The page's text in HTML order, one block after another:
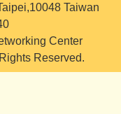
Taiwan
Center
Reserved.